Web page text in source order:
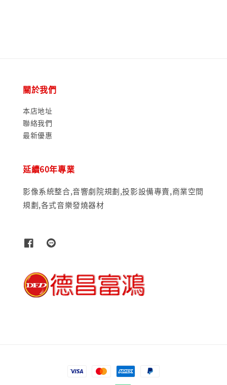
關於我們
本店地址
聯絡我們
最新優惠
延續60年專業
影像系統整合,音響劇院規劃,投影設備專賣,商業空間
規劃,各式音樂發燒器材